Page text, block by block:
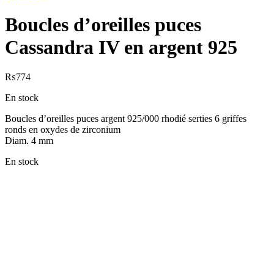
Boucles d’oreilles puces
Cassandra IV en argent 925
₨774
En stock
Boucles d’oreilles puces argent 925/000 rhodié serties 6 griffes
ronds en oxydes de zirconium
Diam. 4 mm
En stock